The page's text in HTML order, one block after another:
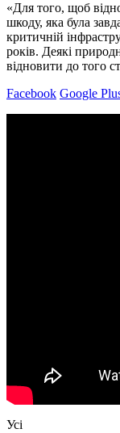
«Для того, щоб
шкоду, яка була
критичній
років. Деякі
відновити до того
Facebook Google
Усі